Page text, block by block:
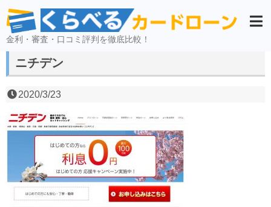
金利・審査・口コミ評判を徹底比較！
ニチデン
2020/3/23